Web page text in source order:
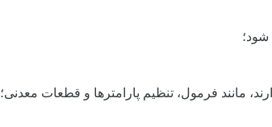
مانند فرمول، تنظیم پارامترها و قطعات معدنی؛